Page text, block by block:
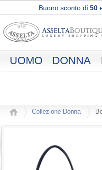
Buono sconto di 50
UOMO DONNA
Collezione Donna